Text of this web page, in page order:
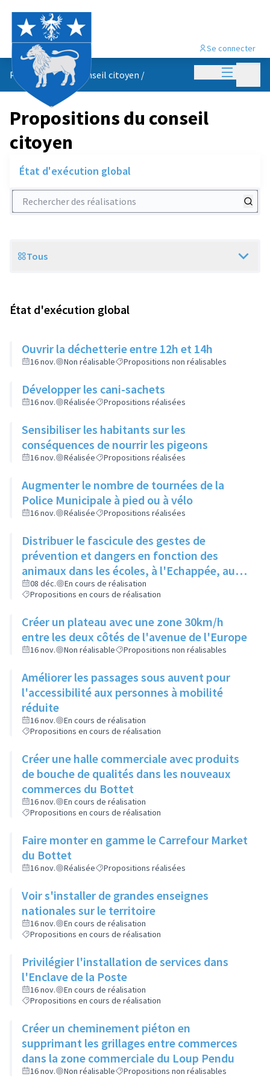
Menu
Se connecter
Propositions du conseil citoyen /
Propositions du conseil
citoyen
État d'exécution global
Rechercher des réalisations
Scope
Tous
État d'exécution global
Ouvrir la déchetterie entre 12h et 14h
16 nov. Non réalisable Propositions non réalisables
Développer les cani-sachets
16 nov. Réalisée Propositions réalisées
Sensibiliser les habitants sur les
conséquences de nourrir les pigeons
16 nov. Réalisée Propositions réalisées
Augmenter le nombre de tournées de la
Police Municipale à pied ou à vélo
16 nov. Réalisée Propositions réalisées
Distribuer le fascicule des gestes de
prévention et dangers en fonction des
animaux dans les écoles, à l'Echappée, aux
Centres Sociaux.... et l'insérer dans le
Rilliard en version détachable.
08 déc.
En cours de réalisation
Propositions en cours de réalisation
Créer un plateau avec une zone 30km/h
entre les deux côtés de l'avenue de l'Europe
16 nov. Non réalisable Propositions non réalisables
Améliorer les passages sous auvent pour
l'accessibilité aux personnes à mobilité
réduite
16 nov.
En cours de réalisation
Propositions en cours de réalisation
Créer une halle commerciale avec produits
de bouche de qualités dans les nouveaux
commerces du Bottet
16 nov.
En cours de réalisation
Propositions en cours de réalisation
Faire monter en gamme le Carrefour Market
du Bottet
16 nov. Réalisée Propositions réalisées
Voir s'installer de grandes enseignes
nationales sur le territoire
16 nov.
En cours de réalisation
Propositions en cours de réalisation
Privilégier l'installation de services dans
l'Enclave de la Poste
16 nov.
En cours de réalisation
Propositions en cours de réalisation
Créer un cheminement piéton en
supprimant les grillages entre commerces
dans la zone commerciale du Loup Pendu
16 nov. Non réalisable Propositions non réalisables